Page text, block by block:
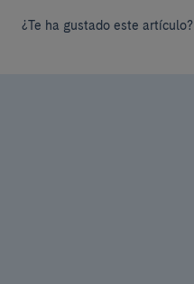
¿Te ha gustado este artículo?